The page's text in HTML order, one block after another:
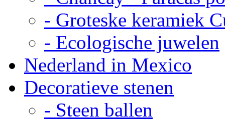
- Groteske keramiek
- Ecologische juwelen
Nederland in Mexico
Decoratieve stenen
- Steen ballen